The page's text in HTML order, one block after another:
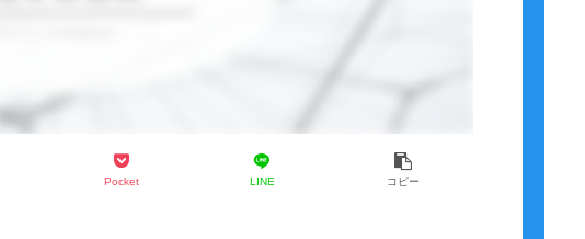
Pocket LINE コピー